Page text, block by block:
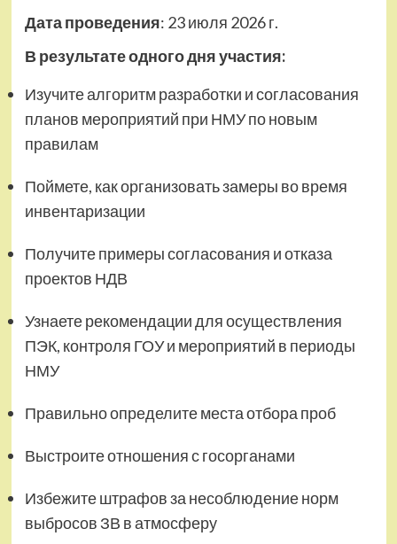
Дата проведения: 23 июля 2026 г.
В результате одного дня участия:
Изучите алгоритм разработки и согласования
планов мероприятий при НМУ по новым
правилам
Поймете, как организовать замеры во время
инвентаризации
Получите примеры согласования и отказа
проектов НДВ
Узнаете рекомендации для осуществления
ПЭК, контроля ГОУ и мероприятий в периоды
НМУ
Правильно определите места отбора проб
Выстроите отношения с госорганами
Избежите штрафов за несоблюдение норм
выбросов ЗВ в атмосферу